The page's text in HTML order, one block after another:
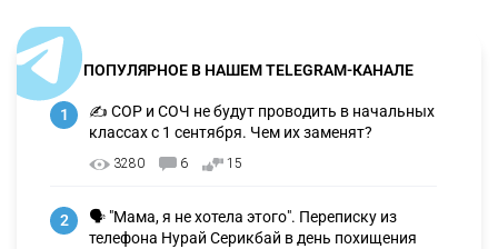
ПОПУЛЯРНОЕ В НАШЕМ TELEGRAM-КАНАЛЕ
1
✍️ СОР и СОЧ не будут проводить в начальных
классах с 1 сентября. Чем их заменят?
3280 6 15
2
🗣 "Мама, я не хотела этого". Переписку из
телефона Нурай Серикбай в день похищения